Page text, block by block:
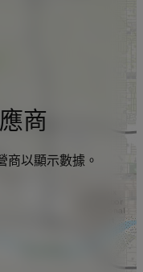
商
商以顯示數據。